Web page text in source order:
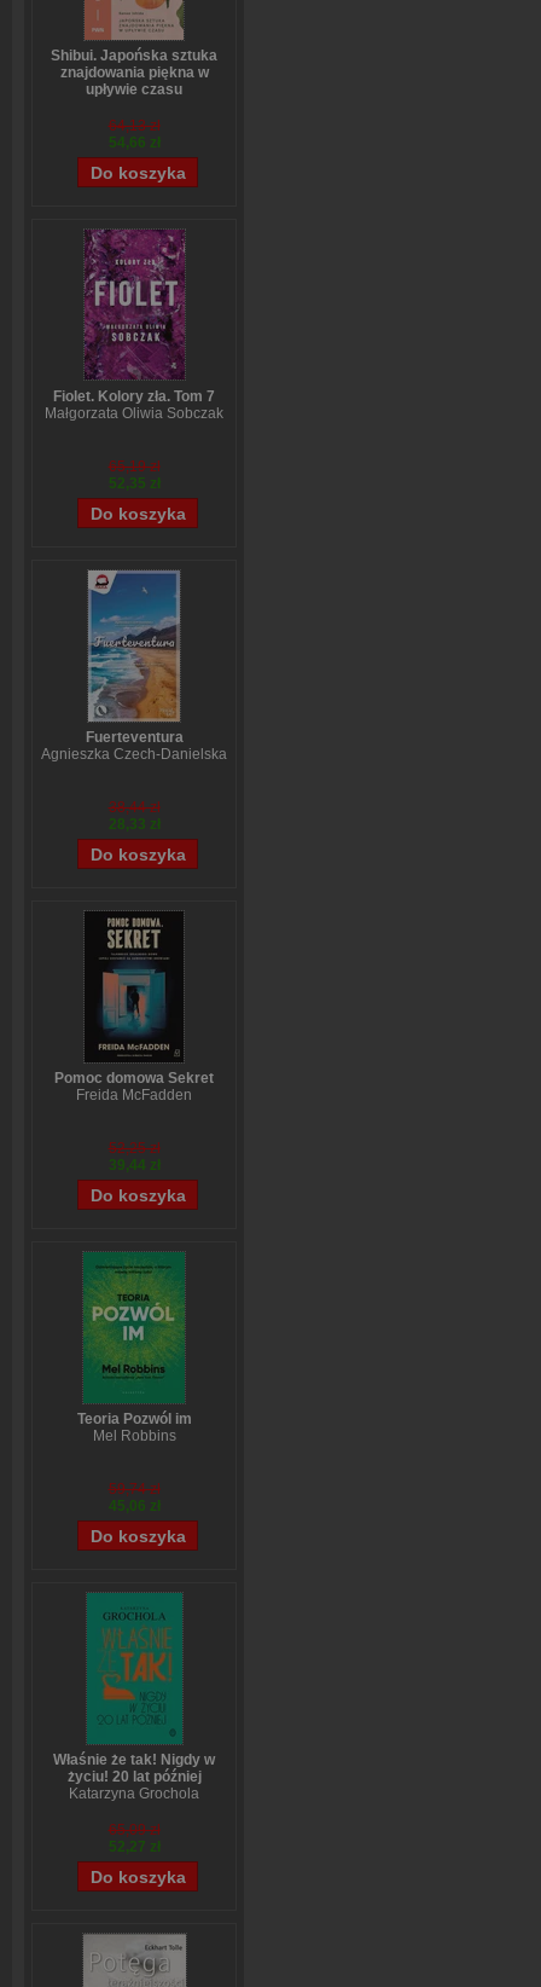
Shibui. Japońska sztuka
znajdowania piękna w
upływie czasu
64,13 zł
54,66 zł
Fiolet. Kolory zła. Tom 7
Małgorzata Oliwia Sobczak
65,19 zł
52,35 zł
Fuerteventura
Agnieszka Czech-Danielska
38,44 zł
28,33 zł
Pomoc domowa Sekret
Freida McFadden
52,25 zł
39,44 zł
Teoria Pozwól im
Mel Robbins
59,74 zł
45,06 zł
Właśnie że tak! Nigdy w
życiu! 20 lat później
Katarzyna Grochola
65,09 zł
52,27 zł